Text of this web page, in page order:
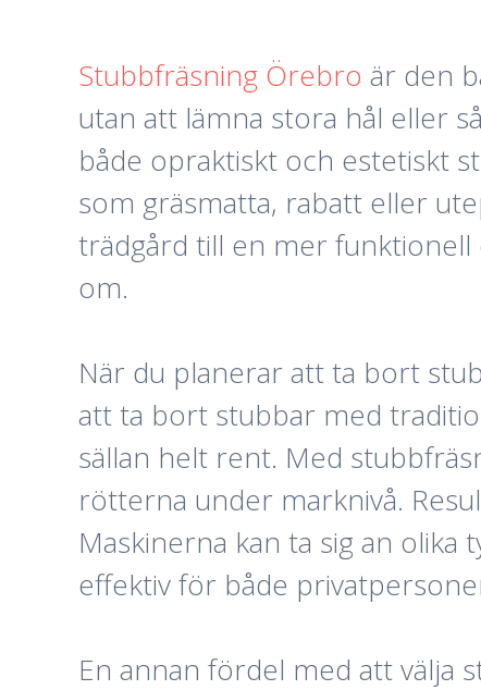
Stubbfräsning Örebro är den
utan att lämna stora hål eller
både opraktiskt och estetiskt
som gräsmatta, rabatt eller
trädgård till en mer
om.
När du planerar att ta bort
att ta bort stubbar med
sällan helt rent. Med
rötterna under marknivå.
Maskinerna kan ta sig an
effektiv för både
En annan fördel med att välja